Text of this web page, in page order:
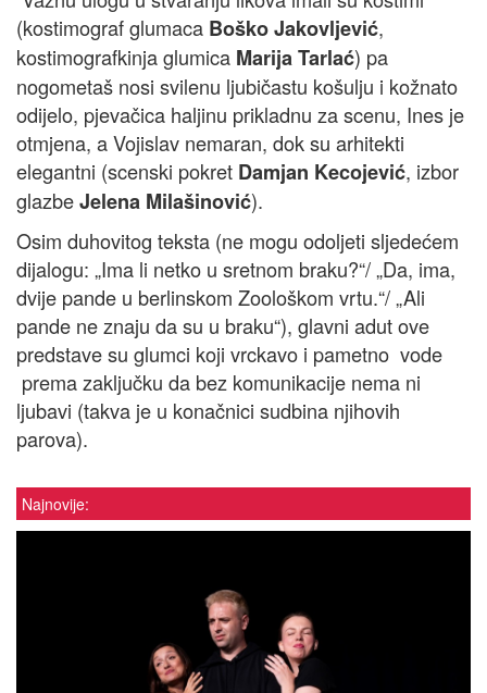
(kostimograf glumaca Boško Jakovljević,
kostimografkinja glumica Marija Tarlać) pa
nogometaš nosi svilenu ljubičastu košulju i kožnato
odijelo, pjevačica haljinu prikladnu za scenu, Ines je
otmjena, a Vojislav nemaran, dok su arhitekti
elegantni (scenski pokret Damjan Kecojević, izbor
glazbeJelena Milašinović).
Osim duhovitog teksta (ne mogu odoljeti sljedećem
dijalogu: „Ima li netko u sretnom braku?“/ „Da, ima,
dvije pande u berlinskom Zoološkom vrtu.“/ „Ali
pande ne znaju da su u braku“), glavni adut ove
predstave su glumci koji vrckavo i pametno vode
prema zaključku da bez komunikacije nema ni
ljubavi (takva je u konačnici sudbina njihovih
parova).
Najnovije: